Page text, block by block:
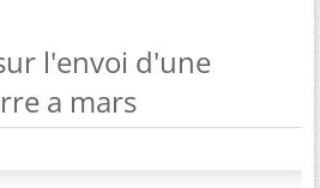
l'envoi d'une
a mars